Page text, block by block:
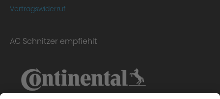
Vertragswiderruf
AC Schnitzer empfiehlt